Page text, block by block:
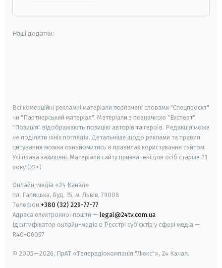
Наші додатки:
Всі комерційні рекламні матеріали позначені словами "Спецпроєкт"
чи "Партнерський матеріал". Матеріали з позначкою "Експерт",
"Позиція" відображають позицію авторів та героїв. Редакція може
не поділяти їхніх поглядів. Детальніше щодо реклами та правил
цитування можна ознайомитись в правилах користування сайтом.
Усі права захищені. Матеріали сайту призначені для осіб старше 21
року (21+)
Онлайн-медіа «24 Канал»
пл. Галицька, буд. 15, м. Львів, 79008
Телефон +380 (32) 229-77-77
Адреса електронної пошти — legal@24tv.com.ua
Ідентифікатор онлайн-медіа в Реєстрі суб'єктів у сфері медіа —
R40-06057
© 2005—2026, ПрАТ «Телерадіокомпанія "Люкс"», 24 Канал.